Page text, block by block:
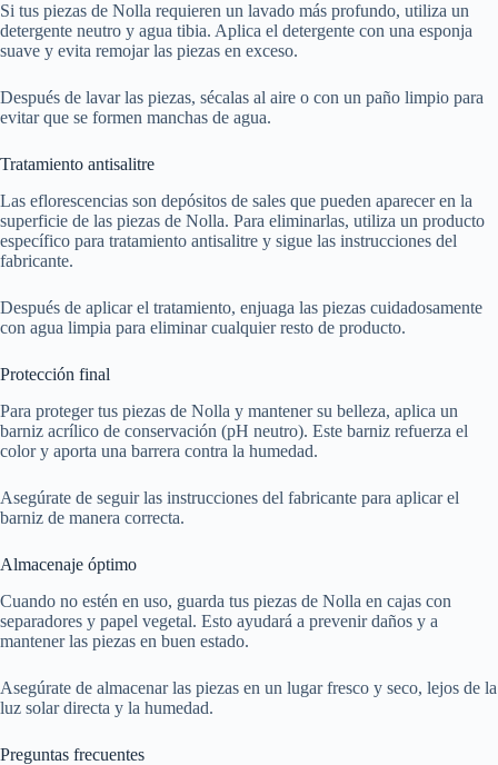
Si tus piezas de Nolla requieren un lavado más profundo, utiliza un
detergente neutro y agua tibia. Aplica el detergente con una esponja
suave y evita remojar las piezas en exceso.
Después de lavar las piezas, sécalas al aire o con un paño limpio para
evitar que se formen manchas de agua.
Tratamiento antisalitre
Las eflorescencias son depósitos de sales que pueden aparecer en la
superficie de las piezas de Nolla. Para eliminarlas, utiliza un producto
específico para tratamiento antisalitre y sigue las instrucciones del
fabricante.
Después de aplicar el tratamiento, enjuaga las piezas cuidadosamente
con agua limpia para eliminar cualquier resto de producto.
Protección final
Para proteger tus piezas de Nolla y mantener su belleza, aplica un
barniz acrílico de conservación (pH neutro). Este barniz refuerza el
color y aporta una barrera contra la humedad.
Asegúrate de seguir las instrucciones del fabricante para aplicar el
barniz de manera correcta.
Almacenaje óptimo
Cuando no estén en uso, guarda tus piezas de Nolla en cajas con
separadores y papel vegetal. Esto ayudará a prevenir daños y a
mantener las piezas en buen estado.
Asegúrate de almacenar las piezas en un lugar fresco y seco, lejos de la
luz solar directa y la humedad.
Preguntas frecuentes